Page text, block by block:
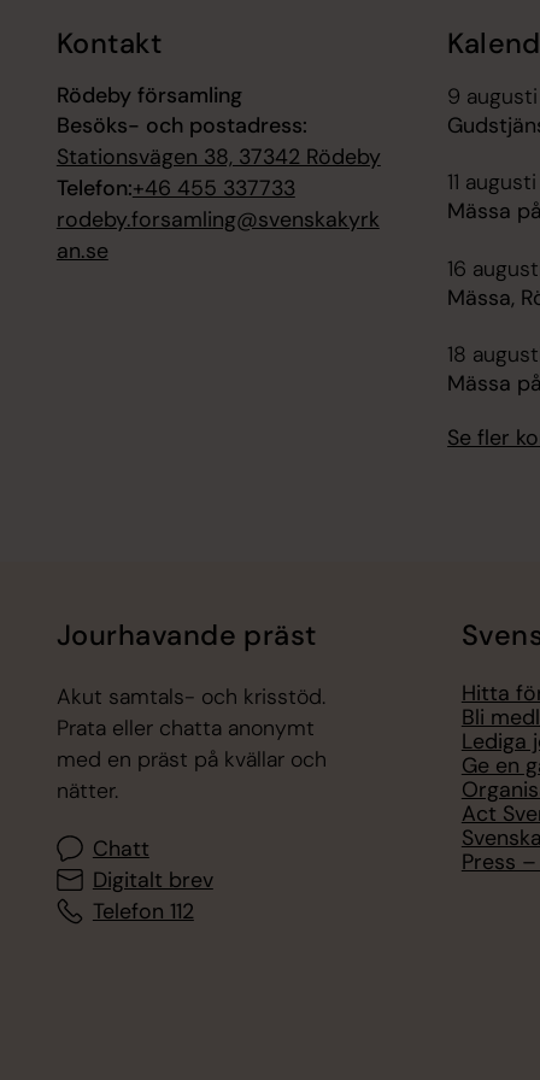
Kontakt
Rödeby församling
Besöks- och postadress:
Stationsvägen 38, 37342 Rödeby
Telefon:+46 455 337733
rodeby.forsamling@svenskakyrk
an.se
9
11
Mässa
16
Mässa,
18
Mässa
Se fler
Jourhavande präst
Akut samtals- och krisstöd.
Prata eller chatta anonymt
med en präst på kvällar och
nätter.
Chatt
Digitalt brev
Telefon 112
Hitta
Bli
Lediga
Ge en
Act
Press